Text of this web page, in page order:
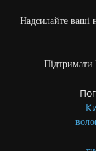
Надсилайте ваші